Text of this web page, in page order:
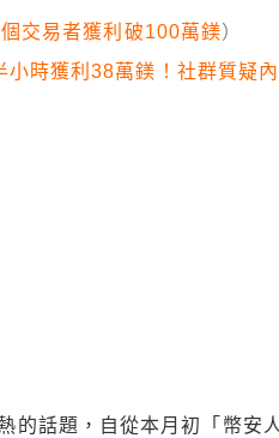
交易者獲利破100萬鎂）
小時獲利38萬鎂！社群質疑
話題，自從本月初「幣安